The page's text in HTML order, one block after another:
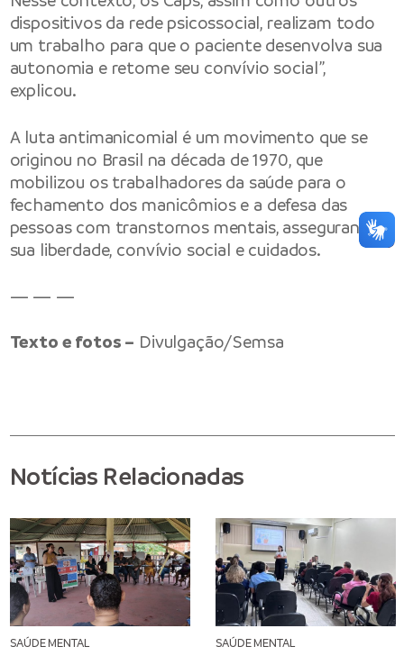
dispositivos da rede psicossocial, realizam todo
um trabalho para que o paciente desenvolva sua
autonomia e retome seu convívio social”,
explicou.
A luta antimanicomial é um movimento que se
originou no Brasil na década de 1970, que
mobilizou os trabalhadores da saúde para o
fechamento dos manicômios e a defesa das
pessoas com transtornos mentais, assegurando
sua liberdade, convívio social e cuidados.
— — —
Texto e fotos – Divulgação/Semsa
Notícias Relacionadas
SAÚDE MENTAL SAÚDE MENTAL